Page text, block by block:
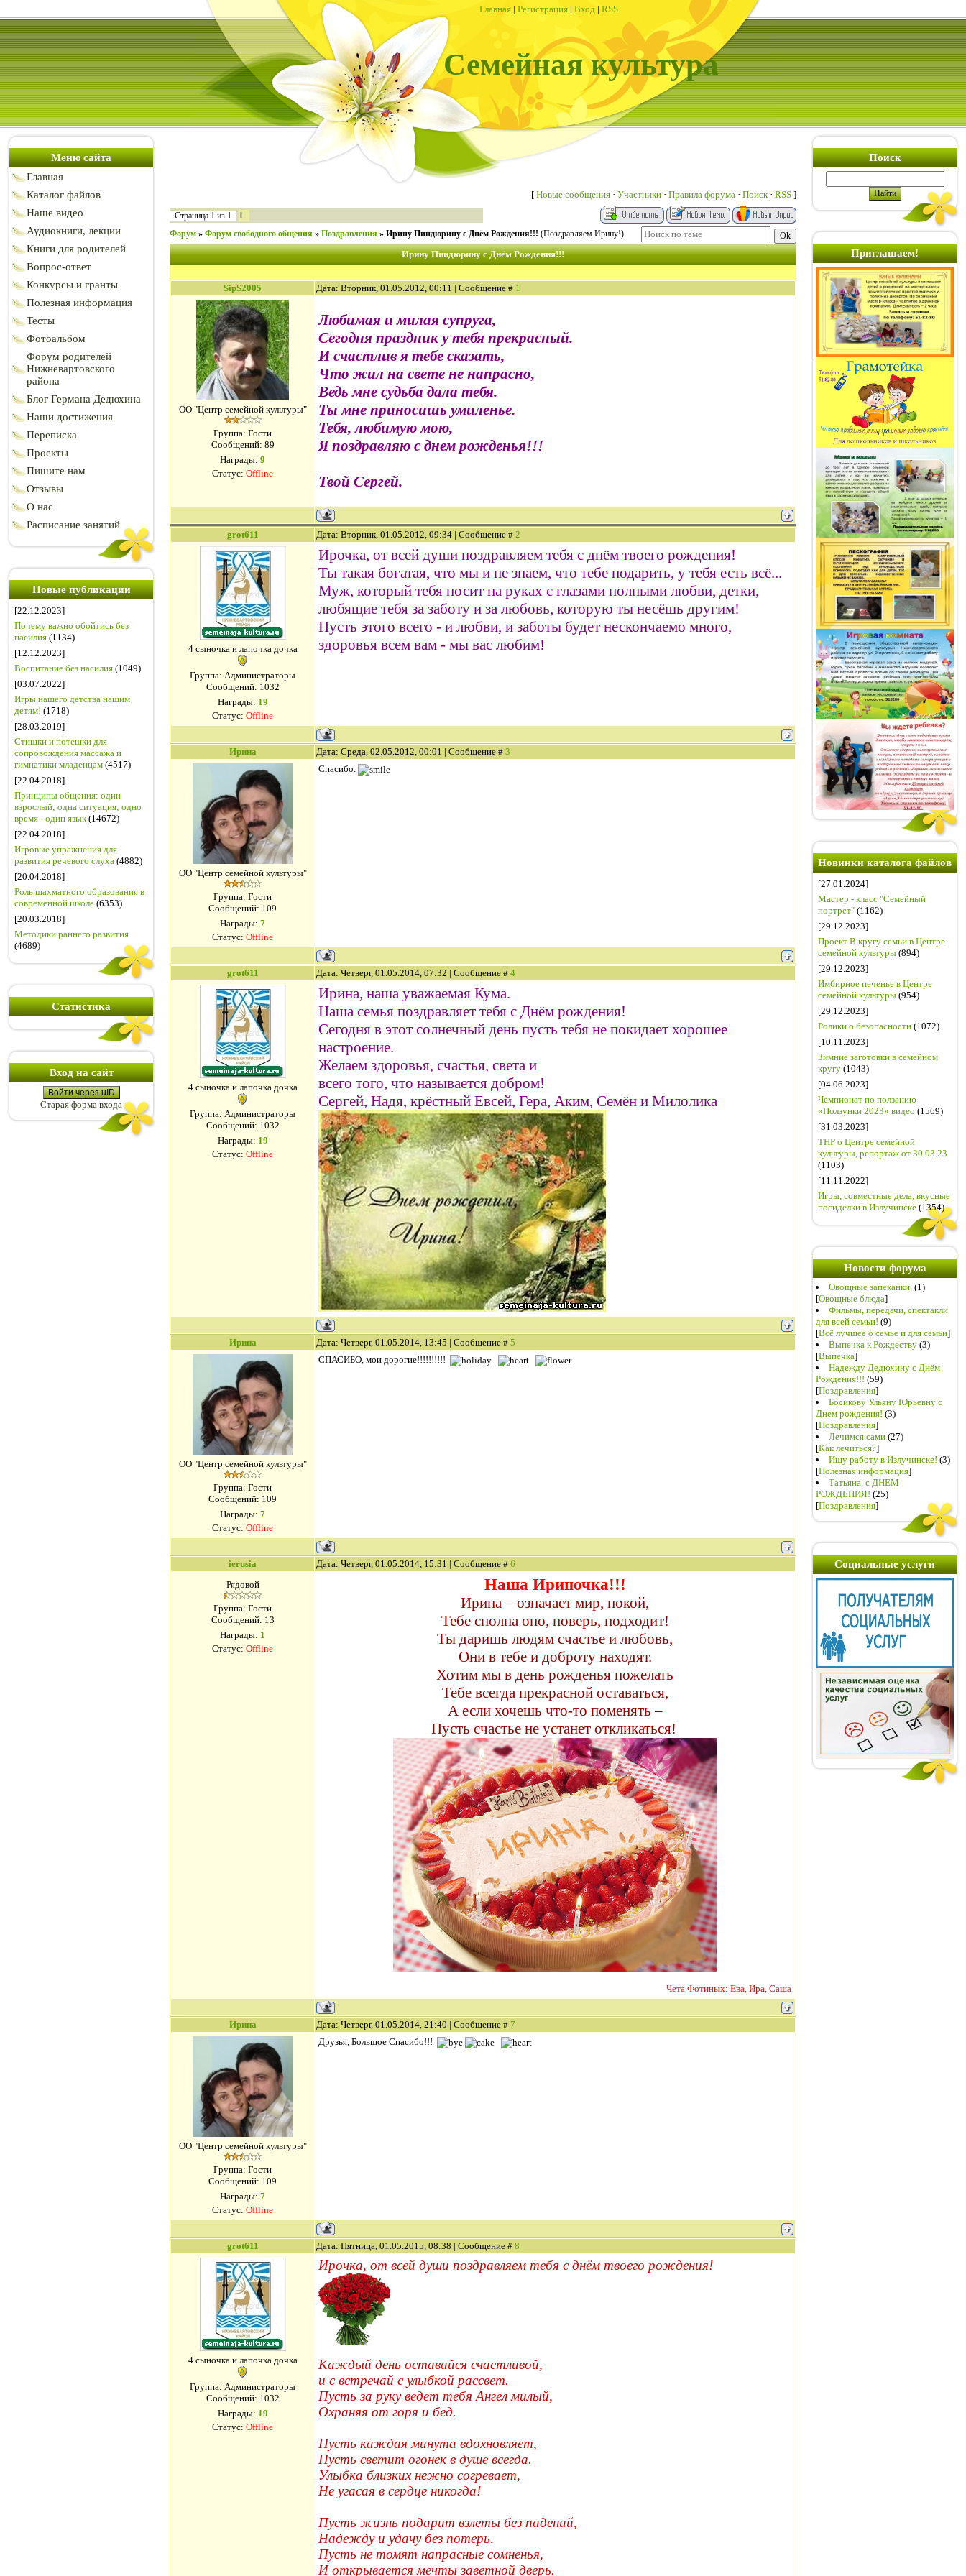
Главная | Регистрация | Вход | RSS
Семейная культура
Меню сайта
Главная
Каталог файлов
Наше видео
Аудиокниги, лекции
Книги для родителей
Вопрос-ответ
Конкурсы и гранты
Полезная информация
Тесты
Фотоальбом
Форум родителей
Нижневартовского
района
Блог Германа Дедюхина
Наши достижения
Переписка
Проекты
Пишите нам
Отзывы
О нас
Расписание занятий
Новые публикации
[22.12.2023]
Почему важно обойтись без
насилия (1134)
[12.12.2023]
Воспитание без насилия (1049)
[03.07.2022]
Игры нашего детства нашим
детям! (1718)
[28.03.2019]
Стишки и потешки для
сопровождения массажа и
гимнатики младенцам (4517)
[22.04.2018]
Принципы общения: один
взрослый; одна ситуация; одно
время - один язык(14672)
[22.04.2018]
Игровые упражнения для
развития речевого слуха (4882)
[20.04.2018]
Роль шахматного образования в
современной школе (6353)
[20.03.2018]
Методики раннего развития
(4689)
Статистика
Вход на сайт
Войти через uID
Старая форма входа
[ Новые сообщения · Участники · Правила форума · Поиск· RSS ]
Страница 1 из 1 1
Форум » Форум свободного общения » Поздравления » Ирину Пиндюрину с Днём Рождения!!! (Поздравляем Ирину!)
Ирину Пиндюрину с Днём Рождения!!!
SipS2005 Дата: Вторник, 01.05.2012, 00:11 | Сообщение # 1
ОО "Центр семейной культуры"
Группа: Гости
Сообщений: 89
Награды: 9
Статус: Offline
Любимая и милая супруга,
Сегодня праздник у тебя прекрасный.
И счастлив я тебе сказать,
Что жил на свете не напрасно,
Ведь мне судьба дала тебя.
Ты мне приносишь умиленье.
Тебя, любимую мою,
Я поздравляю с днем рожденья!!!
Твой Сергей.
grot611 Дата: Вторник, 01.05.2012, 09:34 | Сообщение # 2
4 сыночка и лапочка дочка
Группа: Администраторы
Сообщений: 1032
Награды: 19
Статус: Offline
Ирочка, от всей души поздравляем тебя с днём твоего рождения!
Ты такая богатая, что мы и не знаем, что тебе подарить, у тебя есть всё...
Муж, который тебя носит на руках с глазами полными любви, детки,
любящие тебя за заботу и за любовь, которую ты несёшь другим!
Пусть этого всего - и любви, и заботы будет нескончаемо много,
здоровья всем вам - мы вас любим!
Ирина Дата: Среда, 02.05.2012, 00:01 | Сообщение # 3
ОО "Центр семейной культуры"
Группа: Гости
Сообщений: 109
Награды: 7
Статус: Offline
Спасибо.
grot611 Дата: Четверг, 01.05.2014, 07:32 | Сообщение # 4
4 сыночка и лапочка дочка
Группа: Администраторы
Сообщений: 1032
Награды: 19
Статус: Offline
Ирина, наша уважаемая Кума.
Наша семья поздравляет тебя с Днём рождения!
Сегодня в этот солнечный день пусть тебя не покидает хорошее
настроение.
Желаем здоровья, счастья, света и
всего того, что называется добром!
Сергей, Надя, крёстный Евсей, Гера, Аким, Семён и Милолика
Ирина Дата: Четверг, 01.05.2014, 13:45 | Сообщение # 5
ОО "Центр семейной культуры"
Группа: Гости
Сообщений: 109
Награды: 7
Статус: Offline
СПАСИБО, мои дорогие!!!!!!!!!!
ierusia Дата: Четверг, 01.05.2014, 15:31 | Сообщение # 6
Рядовой
Группа: Гости
Сообщений: 13
Награды: 1
Статус: Offline
Наша Ириночка!!!
Ирина – означает мир, покой,
Тебе сполна оно, поверь, подходит!
Ты даришь людям счастье и любовь,
Они в тебе и доброту находят.
Хотим мы в день рожденья пожелать
Тебе всегда прекрасной оставаться,
А если хочешь что-то поменять –
Пусть счастье не устанет откликаться!
Чета Фотиных: Ева, Ира, Саша
Ирина Дата: Четверг, 01.05.2014, 21:40 | Сообщение # 7
ОО "Центр семейной культуры"
Группа: Гости
Сообщений: 109
Награды: 7
Статус: Offline
Друзья, Большое Спасибо!!!
grot611 Дата: Пятница, 01.05.2015, 08:38 | Сообщение # 8
4 сыночка и лапочка дочка
Группа: Администраторы
Сообщений: 1032
Награды: 19
Статус: Offline
Ирочка, от всей души поздравляем тебя с днём твоего рождения!
Каждый день оставайся счастливой,
и с встречай с улыбкой рассвет.
Пусть за руку ведет тебя Ангел милый,
Охраняя от горя и бед.
Пусть каждая минута вдохновляет,
Пусть светит огонек в душе всегда.
Улыбка близких нежно согревает,
Не угасая в сердце никогда!
Пусть жизнь подарит взлеты без падений,
Надежду и удачу без потерь.
Пусть не томят напрасные сомненья,
И открывается мечты заветной дверь.
Поиск
Приглашаем!
Новинки каталога файлов
[27.01.2024]
Мастер - класс "Семейный
портрет" (1162)
[29.12.2023]
Проект В кругу семьи в Центре
семейной культуры (894)
[29.12.2023]
Имбирное печенье в Центре
семейной культуры (954)
[29.12.2023]
Ролики о безопасности (1072)
[10.11.2023]
Зимние заготовки в семейном
кругу (1043)
[04.06.2023]
Чемпионат по ползанию
«Ползунки 2023» видео (1569)
[31.03.2023]
ТНР о Центре семейной
культуры, репортаж от 30.03.23
(1103)
[11.11.2022]
Игры, совместные дела, вкусные
посиделки в Излучинске (1354)
Новости форума
Овощные запеканки. (1)
[Овощные блюда]
Фильмы, передачи, спектакли
для всей семьи! (9)
[Всё лучшее о семье и для семьи]
Выпечка к Рождеству (3)
[Выпечка]
Надежду Дедюхину с Днём
Рождения!!! (59)
[Поздравления]
Босикову Ульяну Юрьевну с
Днем рождения! (3)
[Поздравления]
Лечимся сами (27)
[Как лечиться?]
Ищу работу в Излучинске! (3)
[Полезная информация]
Татьяна, с ДНЁМ
РОЖДЕНИЯ! (25)
[Поздравления]
Социальные услуги